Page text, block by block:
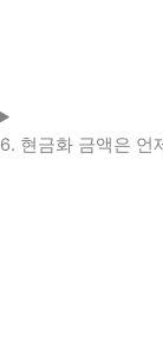
6. 현금화 금액은 언